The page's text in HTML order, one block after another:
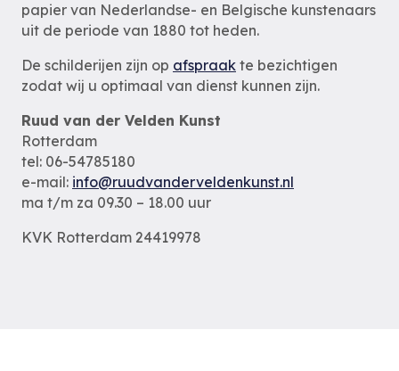
papier van Nederlandse- en Belgische kunstenaars
uit de periode van 1880 tot heden.
De schilderijen zijn op afspraak te bezichtigen
zodat wij u optimaal van dienst kunnen zijn.
Ruud van der Velden Kunst
Rotterdam
tel: 06-54785180
e-mail: info@ruudvanderveldenkunst.nl
ma t/m za 09.30 – 18.00 uur
KVK Rotterdam 24419978